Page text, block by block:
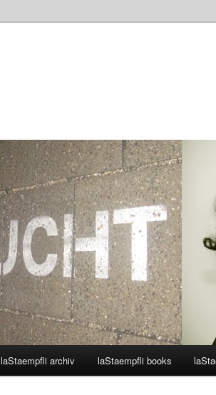
laStaempfli archiv laStaempfli books